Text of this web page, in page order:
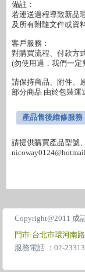
備註：
若運送過程導致新品
及所有附隨文件或資
客戶服務：
對購買流程、付款方
(勿使用過，我們一定
請保持商品、附件、
部分商品 由於包裝運
產品售後維修服務
請提供購買產品型號
Copyright@2011 成
門市:台北市環河南
服務電話 ：02-